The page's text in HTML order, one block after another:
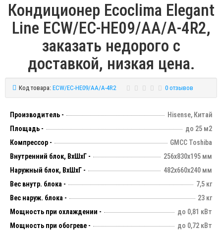
Кондиционер Ecoclima Elegant
Line ECW/EC-HE09/AA/A-4R2,
заказать недорого с
доставкой, низкая цена.
Код товара: ECW/EC-HE09/AA/A-4R2 0 отзывов
Производитель -
Hisense, Китай
Площадь -
до 25 м2
Компрессор -
GMCC Toshiba
Внутренний блок, ВхШхГ -
256х830х195 мм
Наружный блок, ВхШхГ -
482х660х240 мм
Вес внутр. блока -
7,5 кг
Вес наруж. блока -
23 кг
Мощность при охлаждении -
до 0,81 кВт
Мощность при обогреве -
до 0,72 кВт